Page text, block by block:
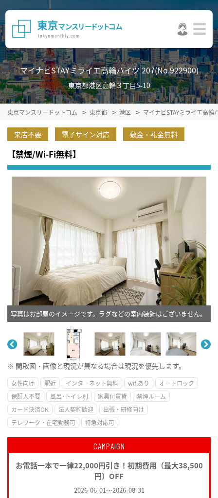
マイナビSTAYミライエ高輪ハイツ 207(No.922900)
東京都港区高輪３丁目5-10
東京マンスリードットコム 東京都 港区 マイナビSTAYミライエ高輪
来店不要 電子サイン対応 敷金・礼金無料
【禁煙/Wi-Fi無料】
写真はお部屋のイメージです。ラグなどの室内装飾はございません。
※ 間取図・画像と現況が異なる場合は現況を優先します。
女性向け 駅近 インターネット無料 wifiあり
オートロック
保証人不要
風呂･トイレ別 家具付賃貸
禁煙ルーム
カード決済OK
法人契約歓迎
出張・研修向け
テレワーク・在宅勤務可
特急対応可
CAMPAIGN
お電話一本で一律22,000円引き！初期費用（最大38,500
円）OFF
2026-06-01～2026-08-31